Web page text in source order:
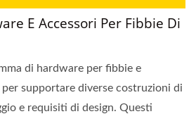
E Accessori Per Fibbie Di
di hardware per fibbie e
supportare diverse costruzioni di
e requisiti di design. Questi